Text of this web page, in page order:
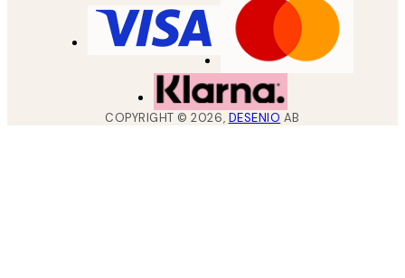
COPYRIGHT ©2026, DESENIO AB